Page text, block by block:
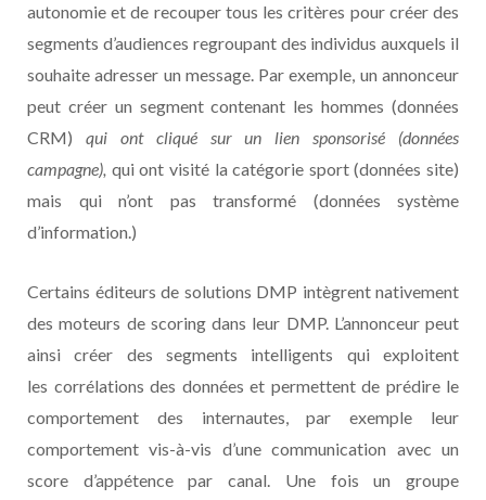
autonomie et de recouper tous les critères pour créer des
segments d’audiences regroupant des individus auxquels il
souhaite adresser un message. Par exemple, un annonceur
peut créer un segment contenant les hommes (données
CRM) qui ont cliqué sur un lien sponsorisé (données
campagne), qui ont visité la catégorie sport (données site)
mais qui n’ont pas transformé (données système
d’information.)
Certains éditeurs de solutions DMP intègrent nativement
des moteurs de scoring dans leur DMP. L’annonceur peut
ainsi créer des segments intelligents qui exploitent
les corrélations des données et permettent de prédire le
comportement des internautes, par exemple leur
comportement vis-à-vis d’une communication avec un
score d’appétence par canal. Une fois un groupe